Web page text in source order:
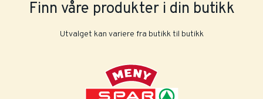
Finn våre produkter i din butikk
Utvalget kan variere fra butikk til butikk